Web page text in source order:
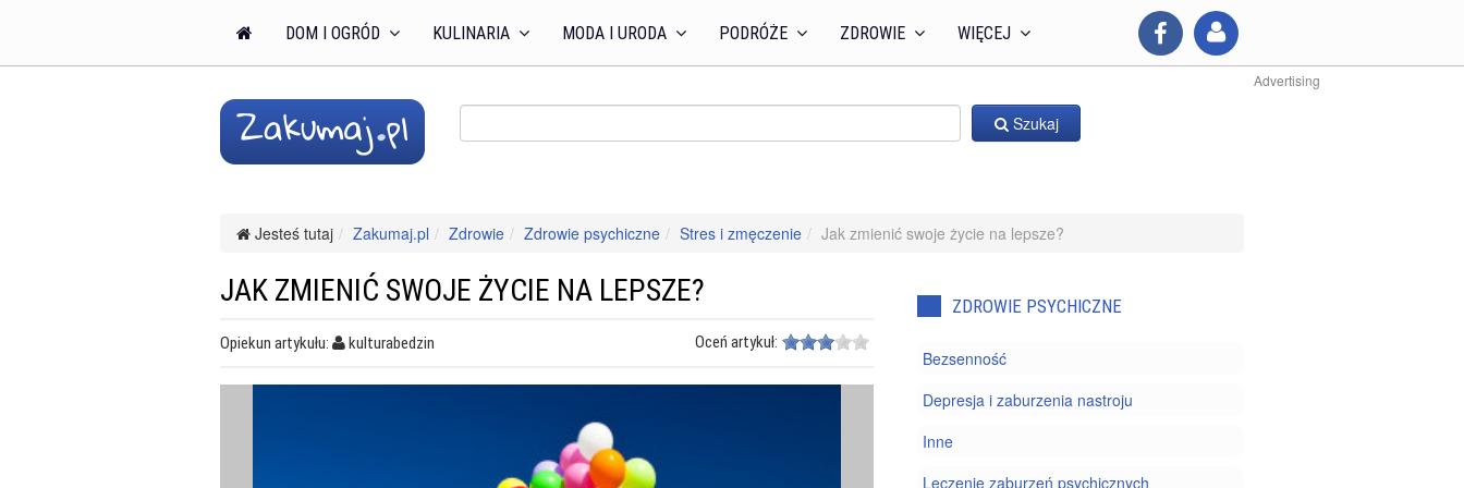
DOM I OGRÓD KULINARIA MODA I URODA PODRÓŻE ZDROWIE WIĘCEJ
Advertising
Szukaj
Jesteś tutaj Zakumaj.pl Zdrowie Zdrowie psychiczne Stres i zmęczenie Jak zmienić swoje życie na lepsze?
JAK ZMIENIĆ SWOJE ŻYCIE NA LEPSZE?
Opiekun artykułu: kulturabedzin Oceń artykuł:
ZDROWIE PSYCHICZNE
Bezsenność
Depresja i zaburzenia nastroju
Inne
Leczenie zaburzeń psychicznych